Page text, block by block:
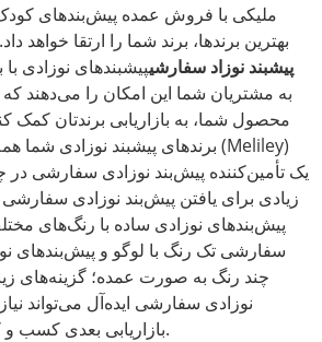
ملیکی با فروش عمده پیش‌بندهای
بهترین برندها، برند شما را ارتقا خواهد داد.
پیشبند نوزاد سفارشیپیشبندهای نوزادی
به مشتریان شما این امکان را می‌دهند
محصول شما، به بازاریابی برندتان کمک
برندهای پیشبند نوزادی شما
یک تأمین‌کننده پیش‌بند نوزادی سفارشی
زیادی برای یافتن پیش‌بند نوزادی سفارشی
پیش‌بندهای نوزادی ساده با رنگ‌های
سفارشی تک رنگ با لوگو و پیش‌بندهای
چند رنگ به صورت عمده؛ گزینه‌های
نوزادی سفارشی ایده‌آل می‌تواند
بازاریابی بعدی کسب و کار شما را برآورده کند.